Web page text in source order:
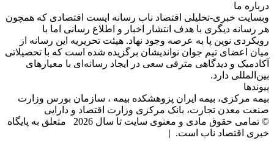
درباره‌ ما
وبسایت خبری-تحلیلی اقتصاد ناب رسانه‌ ایست اقتصادی که همچون
هر رسانه دیگری با هدف انتشار اخبار و اطلاع رسانی اما با
رویکردی نوین پا به عرصه وجود نهاد. هیئت تحریریه این رسانه از
میان اعضای تیم جوان نواندیشان برگزیده شده است که با تحصیلاتی
آکادمیک و دیدگاهی‌ مترقی سعی در ایجاد رسانه‌ای با معیار‌های
بین‌المللی دارد.
پیوندها
بیمه مرکزی، بیمه ایران پزوهشکده بیمه ، سازمان بورس وزارت
صنعت معدن تجارت، بانک مرکزی وزارت اقتصاد و دارایی
© تمامی حقوق مادی و معنوی سایت تا سال 2026 متعلق به پایگاه
خبری اقتصاد ناب است. |